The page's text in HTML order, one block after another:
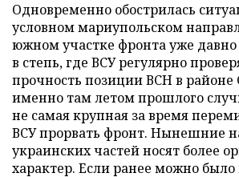
Одновременно обострилась
условном мариупольском
южном участке фронта уже
в степь, где ВСУ регулярно
прочность позиции ВСН в районе
именно там летом прошлого
не самая крупная за время
ВСУ прорвать фронт. Нынешние
украинских частей носят более
характер. Если ранее можно